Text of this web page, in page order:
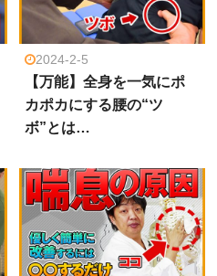
2024-2-5
【万能】全身を一気にポ
カポカにする腰の“ツ
ボ”とは…